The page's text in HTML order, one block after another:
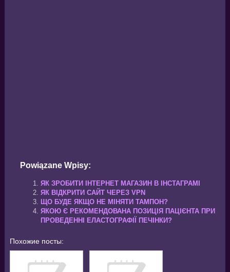
Powiązane Wpisy:
ЯК ЗРОБИТИ ІНТЕРНЕТ МАГАЗИН В ІНСТАГРАМІ
ЯК ВІДКРИТИ САЙТ ЧЕРЕЗ VPN
ЩО БУДЕ ЯКЩО НЕ МІНЯТИ ТАМПОН?
ЯКОЮ Є РЕКОМЕНДОВАНА ПОЗИЦІЯ ПАЦІЄНТА ПРИ
ПРОВЕДЕННІ ЕЛАСТОГРАФІЇ ПЕЧІНКИ?
Похожие посты: